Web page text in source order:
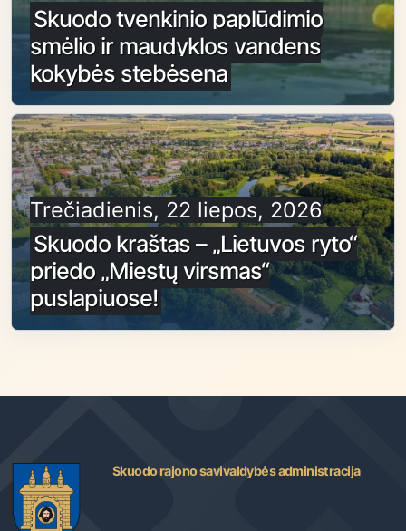
Skuodo tvenkinio paplūdimio
smėlio ir maudyklos vandens
kokybės stebėsena
Trečiadienis, 22 liepos, 2026
Skuodo kraštas – „Lietuvos ryto“
priedo „Miestų virsmas“
puslapiuose!
Skuodo rajono savivaldybės administracija